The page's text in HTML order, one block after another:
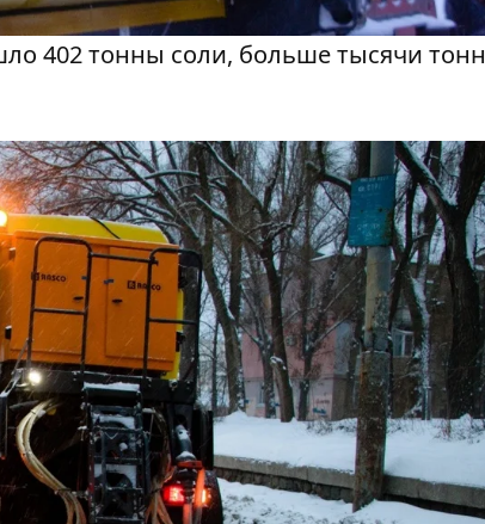
402 тонны соли, больше тысячи тонн